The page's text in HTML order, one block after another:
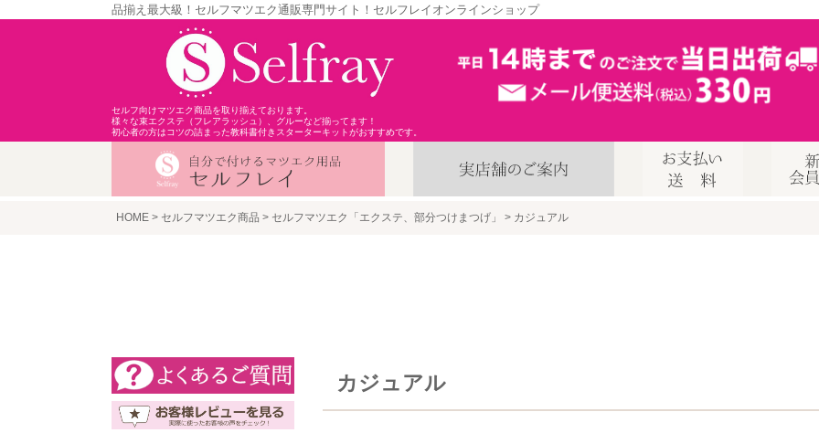
品揃え最大級！セルフマツエク通販専門サイト！セルフレイオンラインショップ
セルフ向けマツエク商品を取り揃えております。
様々な束エクステ（フレアラッシュ）、グルーなど揃ってます！
初心者の方はコツの詰まった教科書付きスターターキットがおすすめです。
HOME セルフマツエク商品 セルフマツエク「エクステ、部分つけまつげ」 カジュアル
カジュアル